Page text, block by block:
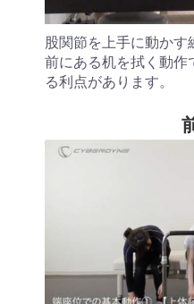
股関節を上手に動かす
前にある机を拭く動作
る利点があります。